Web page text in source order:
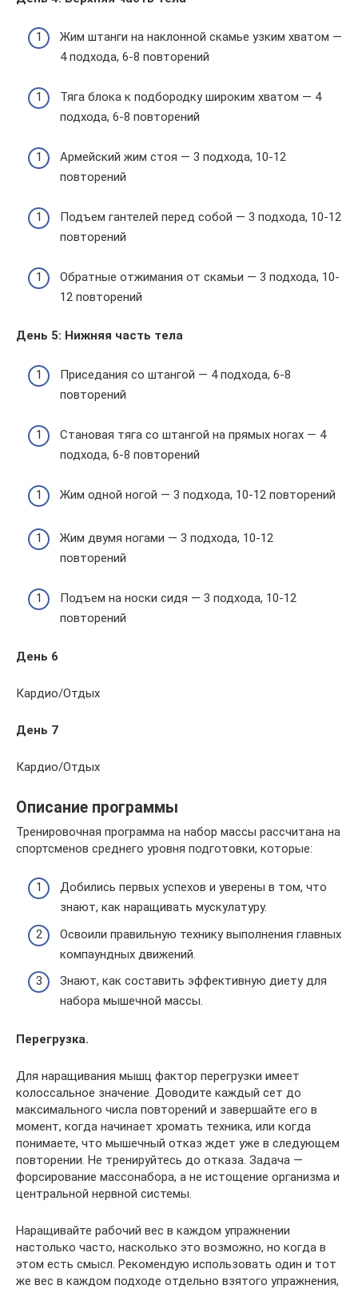
Жим штанги на наклонной скамье узким хватом —
4 подхода, 6-8 повторений
Тяга блока к подбородку широким хватом — 4
подхода, 6-8 повторений
Армейский жим стоя — 3 подхода, 10-12
повторений
Подъем гантелей перед собой — 3 подхода, 10-12
повторений
Обратные отжимания от скамьи — 3 подхода, 10-
12 повторений
День 5: Нижняя часть тела
Приседания со штангой — 4 подхода, 6-8
повторений
Становая тяга со штангой на прямых ногах — 4
подхода, 6-8 повторений
Жим одной ногой — 3 подхода, 10-12 повторений
Жим двумя ногами — 3 подхода, 10-12
повторений
Подъем на носки сидя — 3 подхода, 10-12
повторений
День 6
Кардио/Отдых
День 7
Кардио/Отдых
Описание программы
Тренировочная программа на набор массы рассчитана на
спортсменов среднего уровня подготовки, которые:
Добились первых успехов и уверены в том, что
знают, как наращивать мускулатуру.
Освоили правильную технику выполнения главных
компаундных движений.
Знают, как составить эффективную диету для
набора мышечной массы.
Перегрузка.
Для наращивания мышц фактор перегрузки имеет
колоссальное значение. Доводите каждый сет до
максимального числа повторений и завершайте его в
момент, когда начинает хромать техника, или когда
понимаете, что мышечный отказ ждет уже в следующем
повторении. Не тренируйтесь до отказа. Задача —
форсирование массонабора, а не истощение организма и
центральной нервной системы.
Наращивайте рабочий вес в каждом упражнении
настолько часто, насколько это возможно, но когда в
этом есть смысл. Рекомендую использовать один и тот
же вес в каждом подходе отдельно взятого упражнения,